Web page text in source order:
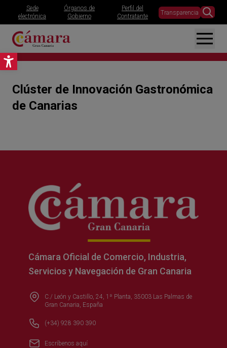
Abrir barra de herramientas
Sede
electrónica
Órganos de
Gobierno
Perfil del
Contratante
Transparencia
Clúster de Innovación Gastronómica
de Canarias
Cámara Oficial de Comercio, Industria,
Servicios y Navegación de Gran Canaria
C./ León y Castillo, 24, 1ª Planta, 35003 Las Palmas de
Gran Canaria, España
(+34) 928 390 390
Escríbenos aquí